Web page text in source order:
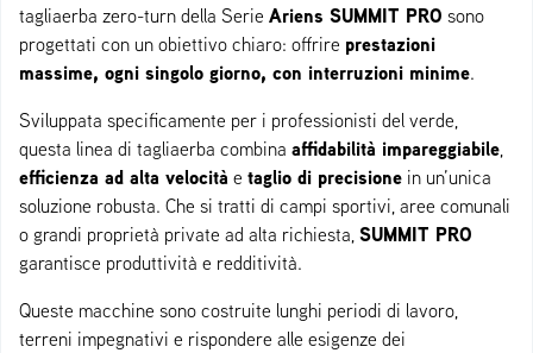
tagliaerba zero-turn della Serie Ariens SUMMIT PRO sono
progettati con un obiettivo chiaro: offrire prestazioni
massime, ogni singolo giorno, con interruzioni minime.
Sviluppata specificamente per i professionisti del verde,
questa linea di tagliaerba combina affidabilità impareggiabile
efficienza ad alta velocità e taglio di precisione in un’unica
soluzione robusta. Che si tratti di campi sportivi, aree comunali
o grandi proprietà private ad alta richiesta, SUMMIT PRO
garantisce produttività e redditività.
Queste macchine sono costruite lunghi periodi di lavoro,
terreni impegnativi e rispondere alle esigenze dei